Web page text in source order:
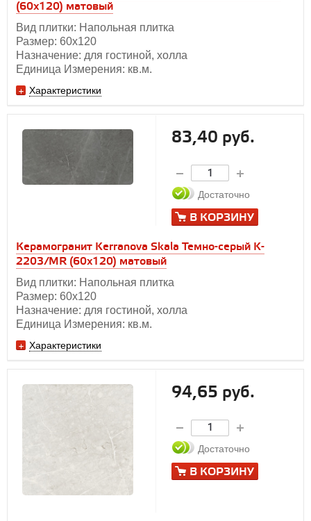
(60x120) матовый
Вид плитки: Напольная плитка
Размер: 60х120
Назначение: для гостиной, холла
Единица Измерения: кв.м.
Характеристики
Керамогранит Kerranova Skala Темно-серый K-
2203/MR (60x120) матовый
Вид плитки: Напольная плитка
Размер: 60х120
Назначение: для гостиной, холла
Единица Измерения: кв.м.
Характеристики
83,40 руб.
Достаточно
В КОРЗИНУ
94,65 руб.
Достаточно
В КОРЗИНУ